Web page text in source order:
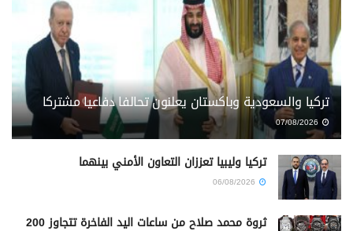
تركيا والسعودية وباكستان يعلنون تحالفا دفاعيا مشتركا
تركيا وليبيا تعززان التعاون الأمني بينهما
ثروة محمد صلاح من ساعات اليد الفاخرة تتجاوز 200